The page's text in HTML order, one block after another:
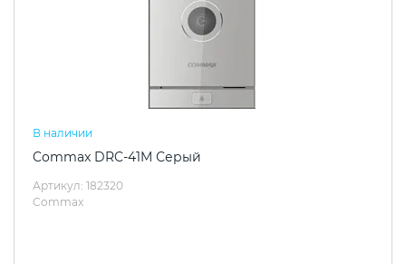
В наличии
Commax DRC-41M Серый
Артикул: 182320
Commax